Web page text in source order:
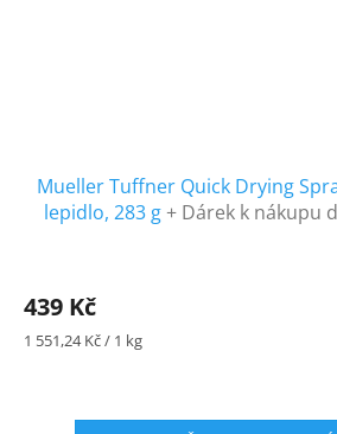
Mueller Tuffner Quick Drying
lepidlo, 283 g+ Dárek k nákupu
produktu
je
5,0
hvězdiček.
439 Kč
Měrná
1 551,24 Kč / 1 kg